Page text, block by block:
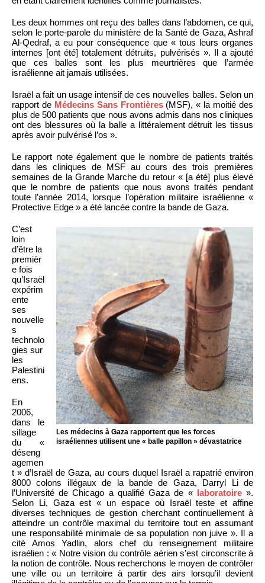
Les deux hommes ont reçu des balles dans l’abdomen, ce qui,
selon le porte-parole du ministère de la Santé de Gaza, Ashraf
Al-Qedraf, a eu pour conséquence que « tous leurs organes
internes [ont été] totalement détruits, pulvérisés ». Il a ajouté
que ces balles sont les plus meurtrières que l’armée
israélienne ait jamais utilisées.
Israël a fait un usage intensif de ces nouvelles balles. Selon un
rapport de Médecins Sans Frontières(MSF), « la moitié des
plus de 500 patients que nous avons admis dans nos cliniques
ont des blessures où la balle a littéralement détruit les tissus
après avoir pulvérisé l’os ».
Le rapport note également que le nombre de patients traités
dans les cliniques de MSF au cours des trois premières
semaines de la Grande Marche du retour « [a été] plus élevé
que le nombre de patients que nous avons traités pendant
toute l’année 2014, lorsque l’opération militaire israélienne «
Protective Edge » a été lancée contre la bande de Gaza.
Les médecins à Gaza rapportent que les forces
israéliennes utilisent une « balle papillon » dévastatrice
C’est
loin
d’être la
premièr
e fois
qu’Israël
expérim
ente
ses
nouvelle
s
technolo
gies sur
les
Palestini
ens.
En
2006,
dans le
sillage
du «
déseng
agemen
t » d’Israël de Gaza, au cours duquel Israël a rapatrié environ
8000 colons illégaux de la bande de Gaza, Darryl Li de
l’Université de Chicago a qualifié Gaza de « laboratoire».
Selon Li, Gaza est « un espace où Israël teste et affine
diverses techniques de gestion cherchant continuellement à
atteindre un contrôle maximal du territoire tout en assumant
une responsabilité minimale de sa population non juive ». Il a
cité Amos Yadlin, alors chef du renseignement militaire
israélien : « Notre vision du contrôle aérien s’est circonscrite à
la notion de contrôle. Nous recherchons le moyen de contrôler
une ville ou un territoire à partir des airs lorsqu’il devient